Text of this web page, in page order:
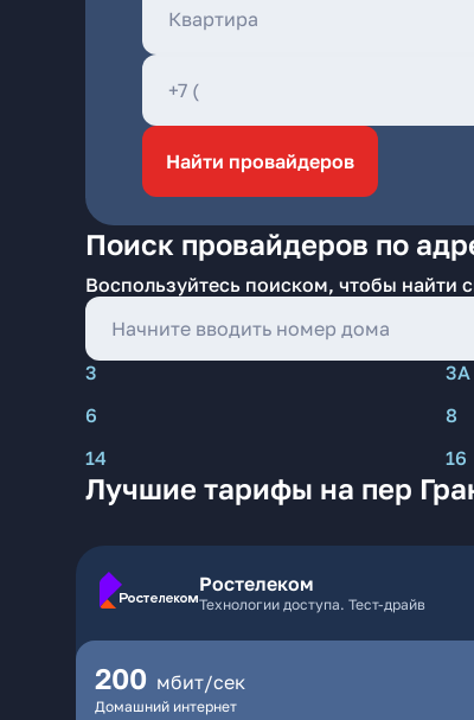
Найти провайдеров
Поиск провайдеров по
Воспользуйтесь поиском, чтобы найти
3 3А
6
8
14
16
Лучшие тарифы на пер
Ростелеком
Технологии доступа. Тест-драйв
200 мбит/сек
Домашний интернет